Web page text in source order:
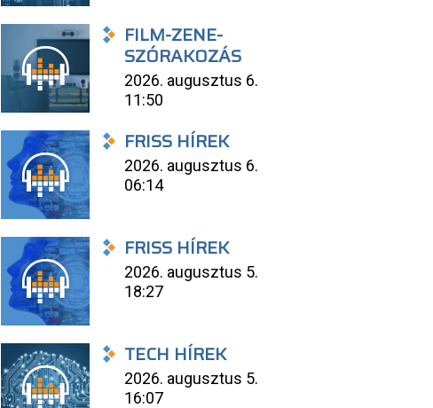
FILM-ZENE-
SZÓRAKOZÁS
2026. augusztus 6.
11:50
FRISS HÍREK
2026. augusztus 6.
06:14
FRISS HÍREK
2026. augusztus 5.
18:27
TECH HÍREK
2026. augusztus 5.
16:07